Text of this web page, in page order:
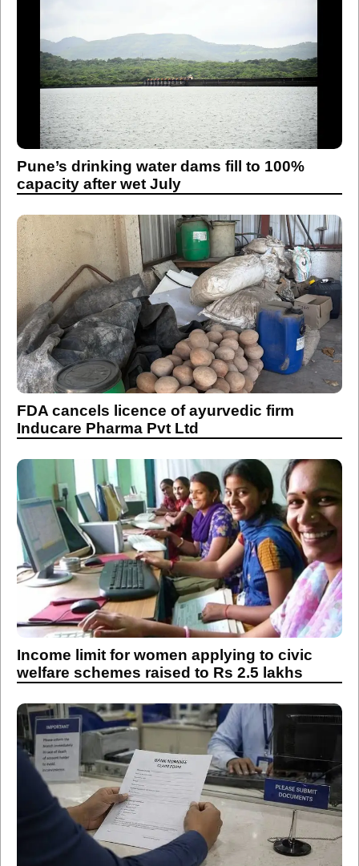
Pune’s drinking water dams fill to 100%
capacity after wet July
FDA cancels licence of ayurvedic firm
Inducare Pharma Pvt Ltd
Income limit for women applying to civic
welfare schemes raised to Rs 2.5 lakhs